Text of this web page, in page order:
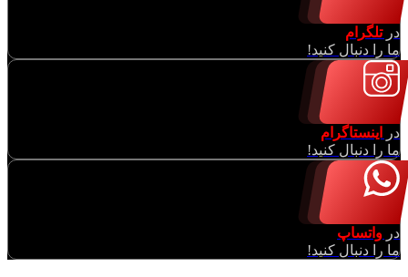
درتلگرام
ما را دنبال کنید!
در
اینستاگرام
ما را دنبال کنید!
در واتساپ
ما را دنبال کنید!